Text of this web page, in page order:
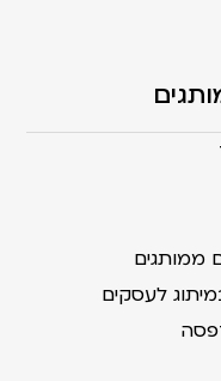
ממותגים
לעסקים